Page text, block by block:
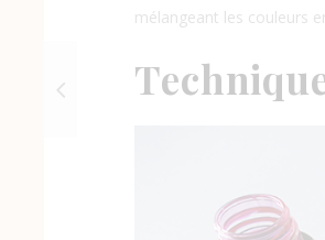
mélangeant les couleurs